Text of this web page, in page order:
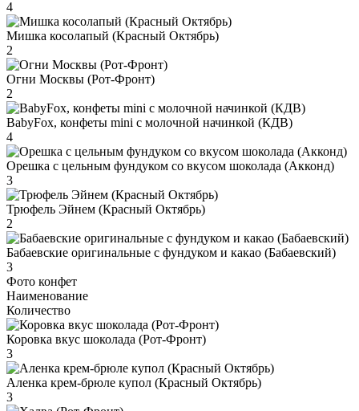
4
Мишка косолапый (Красный Октябрь)
2
Огни Москвы (Рот-Фронт)
2
BabyFox, конфеты mini c молочной начинкой (КДВ)
4
Орешка с цельным фундуком со вкусом шоколада (Акконд)
3
Трюфель Эйнем (Красный Октябрь)
2
Бабаевские оригинальные с фундуком и какао (Бабаевский)
3
Фото конфет
Наименование
Количество
Коровка вкус шоколада (Рот-Фронт)
3
Аленка крем-брюле купол (Красный Октябрь)
3